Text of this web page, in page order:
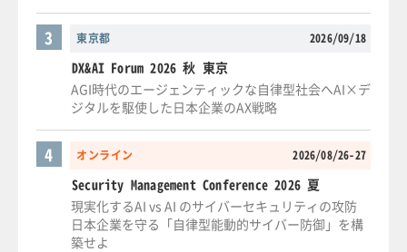
東京都 2026/09/18
3
DX&AI Forum 2026 秋 東京
AGI時代のエージェンティックな自律型社会へAI×デ
ジタルを駆使した日本企業のAX戦略
オンライン 2026/08/26-27
4
Security Management Conference 2026 夏
現実化するAI vs AI のサイバーセキュリティの攻防
日本企業を守る「自律型能動的サイバー防御」を構
築せよ